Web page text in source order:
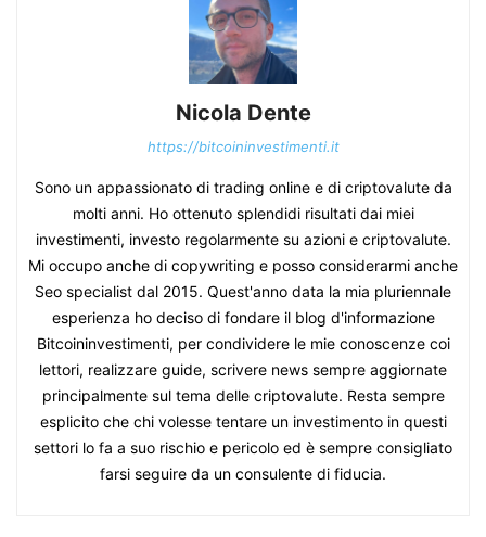
Nicola Dente
https://bitcoininvestimenti.it
Sono un appassionato di trading online e di criptovalute da
molti anni. Ho ottenuto splendidi risultati dai miei
investimenti, investo regolarmente su azioni e criptovalute.
Mi occupo anche di copywriting e posso considerarmi anche
Seo specialist dal 2015. Quest'anno data la mia pluriennale
esperienza ho deciso di fondare il blog d'informazione
Bitcoininvestimenti, per condividere le mie conoscenze coi
lettori, realizzare guide, scrivere news sempre aggiornate
principalmente sul tema delle criptovalute. Resta sempre
esplicito che chi volesse tentare un investimento in questi
settori lo fa a suo rischio e pericolo ed è sempre consigliato
farsi seguire da un consulente di fiducia.